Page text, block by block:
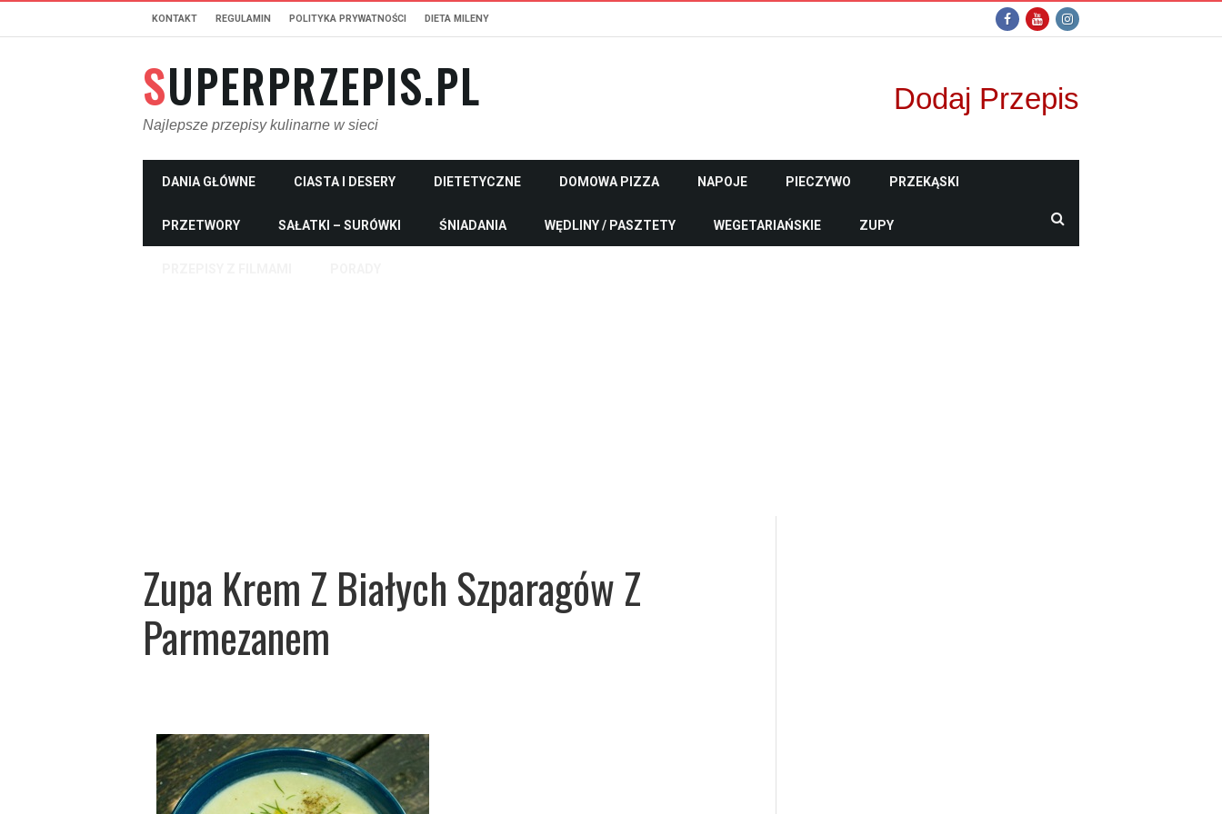
KONTAKT REGULAMIN POLITYKA PRYWATNOŚCI DIETA MILENY
SUPERPRZEPIS.PL
Najlepsze przepisy kulinarne w sieci
Dodaj Przepis
DANIA GŁÓWNE CIASTA I DESERY DIETETYCZNE DOMOWA PIZZA NAPOJE PIECZYWO PRZEKĄSKI
PRZETWORY SAŁATKI – SURÓWKI ŚNIADANIA WĘDLINY / PASZTETY WEGETARIAŃSKIE ZUPY
Zupa Krem Z Białych Szparagów Z
Parmezanem